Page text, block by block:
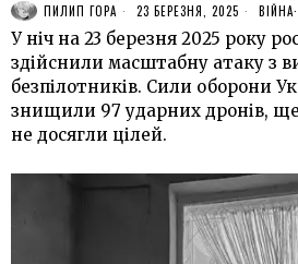
ПИЛИП ГОРА 23 БЕРЕЗНЯ, 2025 ВІЙНА·
У ніч на 23 березня 2025 року
здійснили масштабну атаку з
безпілотників. Сили оборони
знищили 97 ударних дронів,
не досягли цілей.